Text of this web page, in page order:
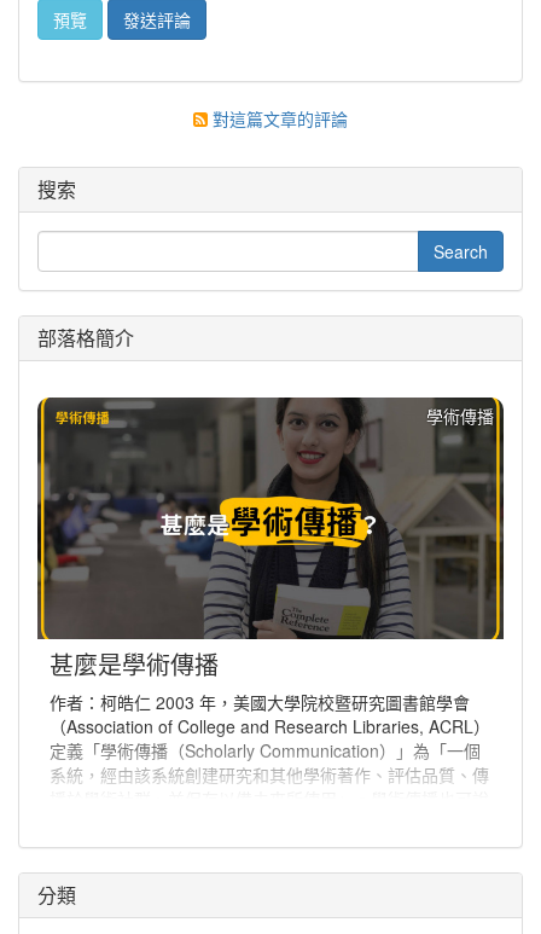
對這篇文章的評論
搜索
部落格簡介
學術傳播
甚麼是學術傳播
作者：柯皓仁 2003 年，美國大學院校暨研究圖書館學會
（Association of College and Research Libraries, ACRL）
定義「學術傳播（Scholarly Communication）」為「一個
系統，經由該系統創建研究和其他學術著作、評估品質、傳
或更多人能取得的程序。
分類